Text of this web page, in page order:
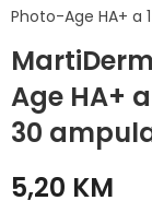
Photo-Age HA+ a
Age HA+
30
5,20 KM